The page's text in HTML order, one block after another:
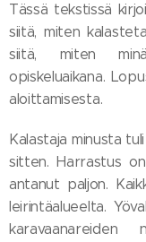
Tässä tekstissä
siitä, miten
siitä, miten
opiskeluaikana.
aloittamisesta.
Kalastaja minusta
sitten. Harrastus
antanut paljon.
leirintäalueelta.